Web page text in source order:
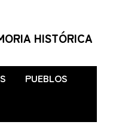
HISTÓRICA
PUEBLOS